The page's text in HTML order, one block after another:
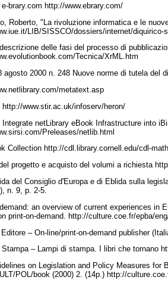
e-brary.com http://www.ebrary.com/
Roberto, "La rivoluzione informatica e le
LIB/SISSCO/dossiers/internet/diquirico-
delle fasi del processo di
Tecnica/XrML.htm
agosto 2000 n. 248 Nuove norme di tutela
metatext.asp
http://www.stir.ac.uk/infoserv/heron/
netLibrary eBook Infrastructure into
Preleases/netlib.html
Collection http://cdl.library.cornell.edu/cdl-
progetto e acquisto del volumi a richiesta
del Consiglio d'Europa e di Eblida sulla
n. 9, p. 2-5.
an overview of current experiences in
print-on-demand. http://culture.coe.fr/epba/
– On-line/print-on-demand publisher
Stampa – Lampi di stampa. I libri che tornano
on Legislation and Policy Measures
POL/book (2000) 2. (14p.) http://